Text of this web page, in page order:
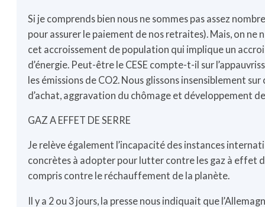
Si je comprends bien nous ne sommes pas assez
pour assurer le paiement de nos retraites). Mais, on
cet accroissement de population qui implique un
d’énergie. Peut-être le CESE compte-t-il sur
les émissions de CO2. Nous glissons insensiblement
d’achat, aggravation du chômage et développement
GAZ A EFFET DE SERRE
Je relève également l’incapacité des instances
concrètes à adopter pour lutter contre les gaz à effet
compris contre le réchauffement de la planète.
Il y a 2 ou 3 jours, la presse nous indiquait que